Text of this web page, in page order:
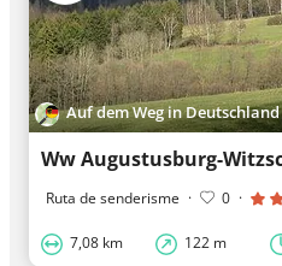
Auf dem Weg in Deutschland
Ruta de senderisme · 0 ·
7,08 km 122 m